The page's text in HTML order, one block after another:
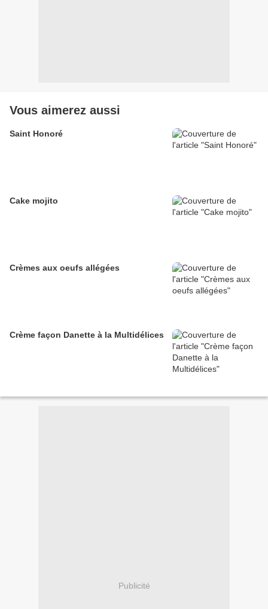
Vous aimerez aussi
Saint Honoré
Cake mojito
Crèmes aux oeufs allégées
Crème façon Danette à la Multidélices
Publicité